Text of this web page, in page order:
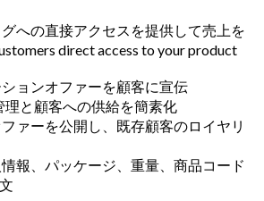
への直接アクセスを提供して売上を
direct access to your product
ョンオファーを顧客に宣伝
理と顧客への供給を簡素化
ァーを公開し、既存顧客のロイヤリ
報、パッケージ、重量、商品コード